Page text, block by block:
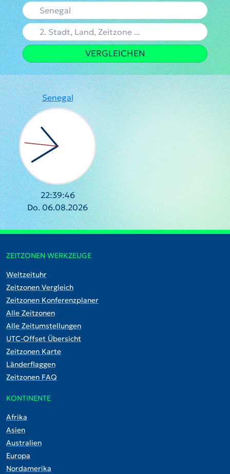
VERGLEICHEN
Senegal
22:39:46
Do. 06.08.2026
ZEITZONEN WERKZEUGE
Weltzeituhr
Zeitzonen Vergleich
Zeitzonen Konferenzplaner
Alle Zeitzonen
Alle Zeitumstellungen
UTC-Offset Übersicht
Zeitzonen Karte
Länderflaggen
Zeitzonen FAQ
KONTINENTE
Afrika
Asien
Australien
Europa
Nordamerika